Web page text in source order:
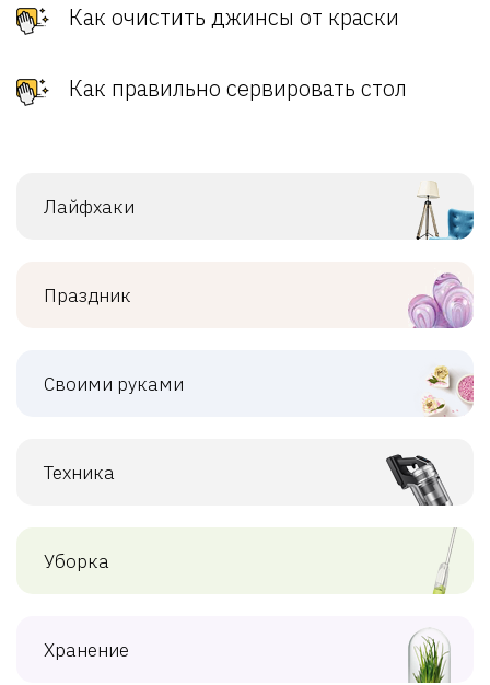
Как очистить джинсы от краски
Как правильно сервировать стол
Лайфхаки
Праздник
Своими руками
Техника
Уборка
Хранение